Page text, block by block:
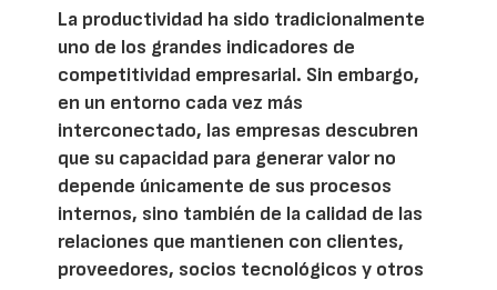
La productividad ha sido tradicionalmente
uno de los grandes indicadores de
competitividad empresarial. Sin embargo,
en un entorno cada vez más
interconectado, las empresas descubren
que su capacidad para generar valor no
depende únicamente de sus procesos
internos, sino también de la calidad de las
relaciones que mantienen con clientes,
proveedores, socios tecnológicos y otros